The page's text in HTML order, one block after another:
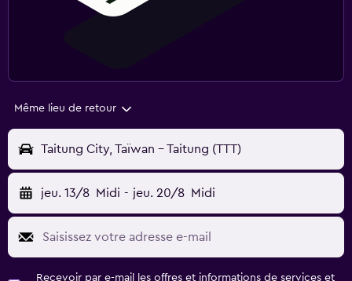
Même lieu de retour
Taitung City, Taïwan - Taitung (TTT)
jeu. 13/8 Midi - jeu. 20/8 Midi
Recevoir par e-mail les offres et informations de services et